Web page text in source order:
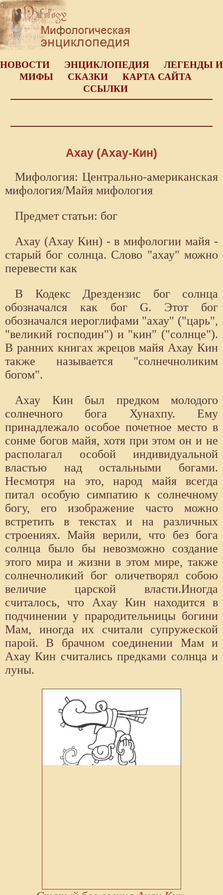
НОВОСТИ ЭНЦИКЛОПЕДИЯ
ЛЕГЕНДЫ И
МИФЫ
СКАЗКИ
КАРТА САЙТА
ССЫЛКИ
Ахау (Ахау-Кин)
Мифология: Центрально-американская
мифология/Майя мифология
Предмет статьи: бог
Ахау (Ахау Кин) - в мифологии майя -
старый бог солнца. Слово "ахау" можно
перевести как
В Кодекс Дрездензис бог солнца
обозначался как бог G. Этот бог
обозначался иероглифами "ахау" ("царь",
"великий господин") и "кин" ("солнце").
В ранних книгах жрецов майя Ахау Кин
также называется "солнечноликим
богом".
Ахау Кин был предком молодого
солнечного бога Хунахпу. Ему
принадлежало особое почетное место в
сонме богов майя, хотя при этом он и не
располагал особой индивидуальной
властью над остальными богами.
Несмотря на это, народ майя всегда
питал особую симпатию к солнечному
богу, его изображение часто можно
встретить в текстах и на различных
строениях. Майя верили, что без бога
солнца было бы невозможно создание
этого мира и жизни в этом мире, также
солнечноликий бог оличетворял собою
величие царской власти.Иногда
считалось, что Ахау Кин находится в
подчинении у прародительницы богини
Мам, иногда их считали супружеской
парой. В брачном соединении Мам и
Ахау Кин считались предками солнца и
луны.